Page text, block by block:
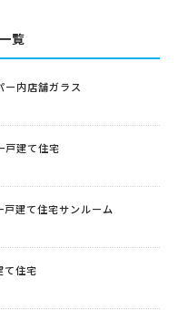
覧
内店舗ガラス
建て住宅
建て住宅サンルーム
住宅